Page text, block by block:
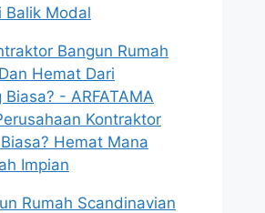
Balik Modal
Bangun Rumah
Hemat Dari
- ARFATAMA
Kontraktor
Hemat Mana
Impian
Rumah Scandinavian